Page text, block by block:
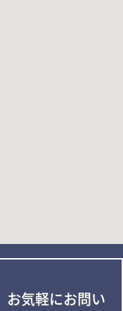
お気軽にお問い